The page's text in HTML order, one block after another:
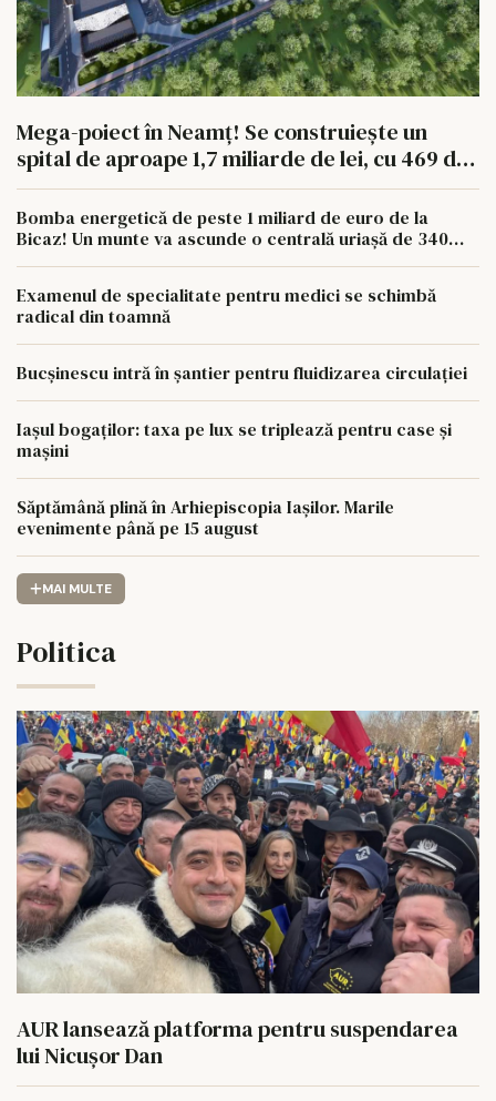
Mega-poiect în Neamț! Se construiește un
spital de aproape 1,7 miliarde de lei, cu 469 de
paturi
Bomba energetică de peste 1 miliard de euro de la
Bicaz! Un munte va ascunde o centrală uriașă de 340
Examenul de specialitate pentru medici se schimbă
radical din toamnă
Bucșinescu intră în șantier pentru fluidizarea circulației
Iașul bogaților: taxa pe lux se triplează pentru case și
mașini
Săptămână plină în Arhiepiscopia Iașilor. Marile
evenimente până pe 15 august
MAI MULTE
Politica
AUR lansează platforma pentru suspendarea
lui Nicușor Dan